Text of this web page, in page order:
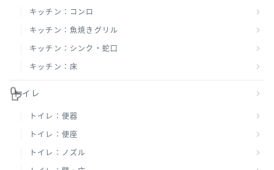
キッチン：コンロ
キッチン：魚焼きグリル
キッチン：シンク・蛇口
キッチン：床
トイレ
トイレ：便器
トイレ：便座
トイレ：ノズル